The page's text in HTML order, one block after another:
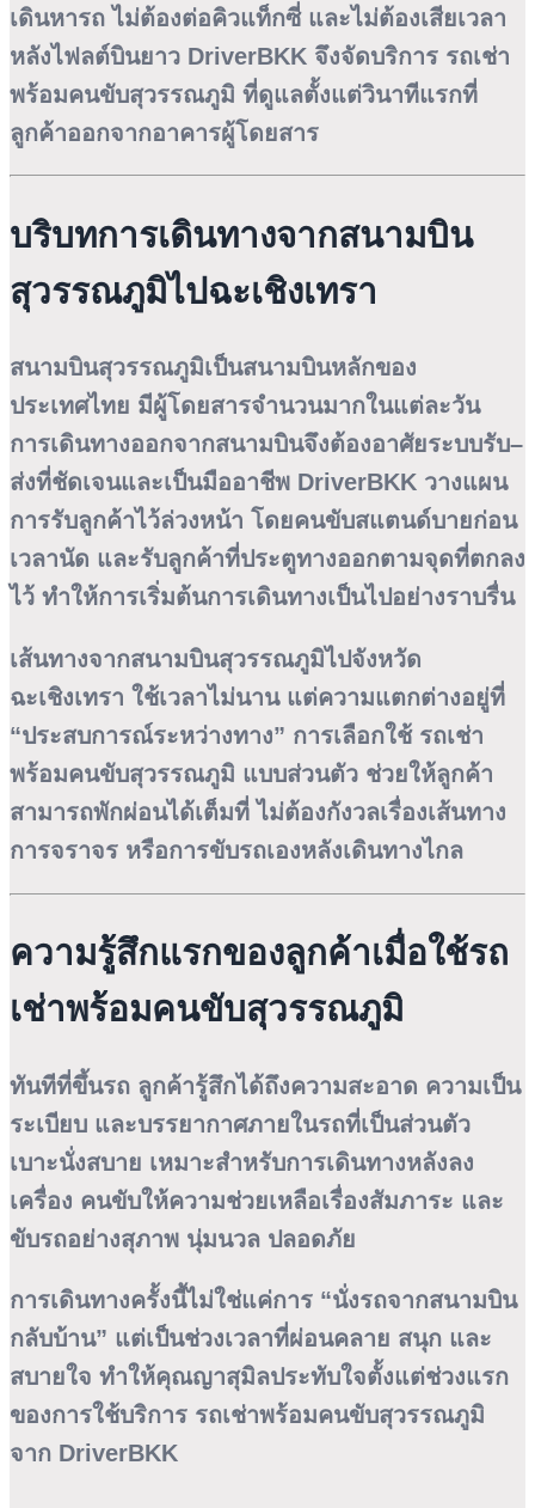
เดินหารถ ไม่ต้องต่อคิวแท็กซี่ และไม่ต้องเสียเวลา
หลังไฟลต์บินยาว DriverBKK จึงจัดบริการ รถเช่า
พร้อมคนขับสุวรรณภูมิ ที่ดูแลตั้งแต่วินาทีแรกที่
ลูกค้าออกจากอาคารผู้โดยสาร
บริบทการเดินทางจากสนามบิน
สุวรรณภูมิไปฉะเชิงเทรา
สนามบินสุวรรณภูมิเป็นสนามบินหลักของ
ประเทศไทย มีผู้โดยสารจำนวนมากในแต่ละวัน
การเดินทางออกจากสนามบินจึงต้องอาศัยระบบรับ–
ส่งที่ชัดเจนและเป็นมืออาชีพ DriverBKK วางแผน
การรับลูกค้าไว้ล่วงหน้า โดยคนขับสแตนด์บายก่อน
เวลานัด และรับลูกค้าที่ประตูทางออกตามจุดที่ตกลง
ไว้ ทำให้การเริ่มต้นการเดินทางเป็นไปอย่างราบรื่น
เส้นทางจากสนามบินสุวรรณภูมิไปจังหวัด
ฉะเชิงเทรา ใช้เวลาไม่นาน แต่ความแตกต่างอยู่ที่
“ประสบการณ์ระหว่างทาง” การเลือกใช้ รถเช่า
พร้อมคนขับสุวรรณภูมิ แบบส่วนตัว ช่วยให้ลูกค้า
สามารถพักผ่อนได้เต็มที่ ไม่ต้องกังวลเรื่องเส้นทาง
การจราจร หรือการขับรถเองหลังเดินทางไกล
ความรู้สึกแรกของลูกค้าเมื่อใช้รถ
เช่าพร้อมคนขับสุวรรณภูมิ
ทันทีที่ขึ้นรถ ลูกค้ารู้สึกได้ถึงความสะอาด ความเป็น
ระเบียบ และบรรยากาศภายในรถที่เป็นส่วนตัว
เบาะนั่งสบาย เหมาะสำหรับการเดินทางหลังลง
เครื่อง คนขับให้ความช่วยเหลือเรื่องสัมภาระ และ
ขับรถอย่างสุภาพ นุ่มนวล ปลอดภัย
การเดินทางครั้งนี้ไม่ใช่แค่การ “นั่งรถจากสนามบิน
กลับบ้าน” แต่เป็นช่วงเวลาที่ผ่อนคลาย สนุก และ
สบายใจ ทำให้คุณญาสุมิลประทับใจตั้งแต่ช่วงแรก
ของการใช้บริการ รถเช่าพร้อมคนขับสุวรรณภูมิ
จาก DriverBKK